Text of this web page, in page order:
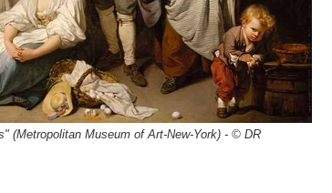
(Metropolitan Museum of Art-New-York) - © DR